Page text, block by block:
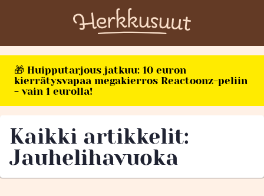
🎁 Huipputarjous jatkuu: 10 euron
kierrätysvapaa megakierros Reactoonz-peliin
- vain 1 eurolla!
Kaikki artikkelit:
Jauhelihavuoka